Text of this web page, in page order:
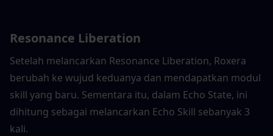
Resonance Liberation
Setelah melancarkan Resonance Liberation, Roxera
berubah ke wujud keduanya dan mendapatkan modul
skill yang baru. Sementara itu, dalam Echo State, ini
dihitung sebagai melancarkan Echo Skill sebanyak 3
kali.